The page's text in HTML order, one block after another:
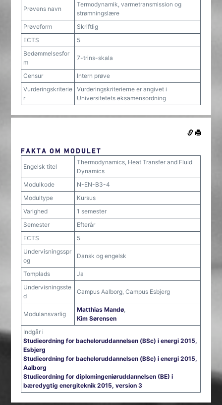
Prøvens navn
Termodynamik, varmetransmission og
strømningslære
Prøveform
Skriftlig
ECTS
5
Bedømmelsesfor
m
7-trins-skala
Censur
Intern prøve
Vurderingskriterie
r
Vurderingskriterierne er angivet i
Universitetets eksamensordning
FAKTA OM MODULET
Engelsk titel
Thermodynamics, Heat Transfer and Fluid
Dynamics
Modulkode
N-EN-B3-4
Modultype
Kursus
Varighed
1 semester
Semester
Efterår
ECTS
5
Undervisningsspr
og
Dansk og engelsk
Tomplads
Ja
Undervisningsste
d
Campus Aalborg, Campus Esbjerg
Modulansvarlig
Matthias Mandø,
Kim Sørensen
Indgår i
Studieordning for bacheloruddannelsen (BSc) i energi 2015,
Esbjerg
Studieordning for bacheloruddannelsen (BSc) i energi 2015,
Aalborg
Studieordning for diplomingeniøruddannelsen (BE) i
bæredygtig energiteknik 2015, version 3